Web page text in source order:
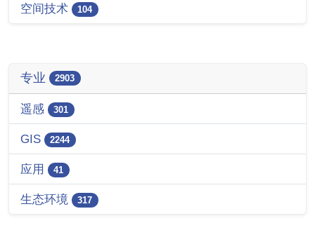
空间技术 104
专业 2903
遥感 301
GIS 2244
应用 41
生态环境 317